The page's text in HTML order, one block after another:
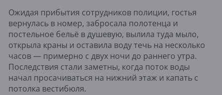
Ожидая прибытия сотрудников полиции, гостья
вернулась в номер, забросала полотенца и
постельное бельё в душевую, вылила туда мыло,
открыла краны и оставила воду течь на несколько
часов — примерно с двух ночи до раннего утра.
Последствия стали заметны, когда поток воды
начал просачиваться на нижний этаж и капать с
потолка вестибюля.